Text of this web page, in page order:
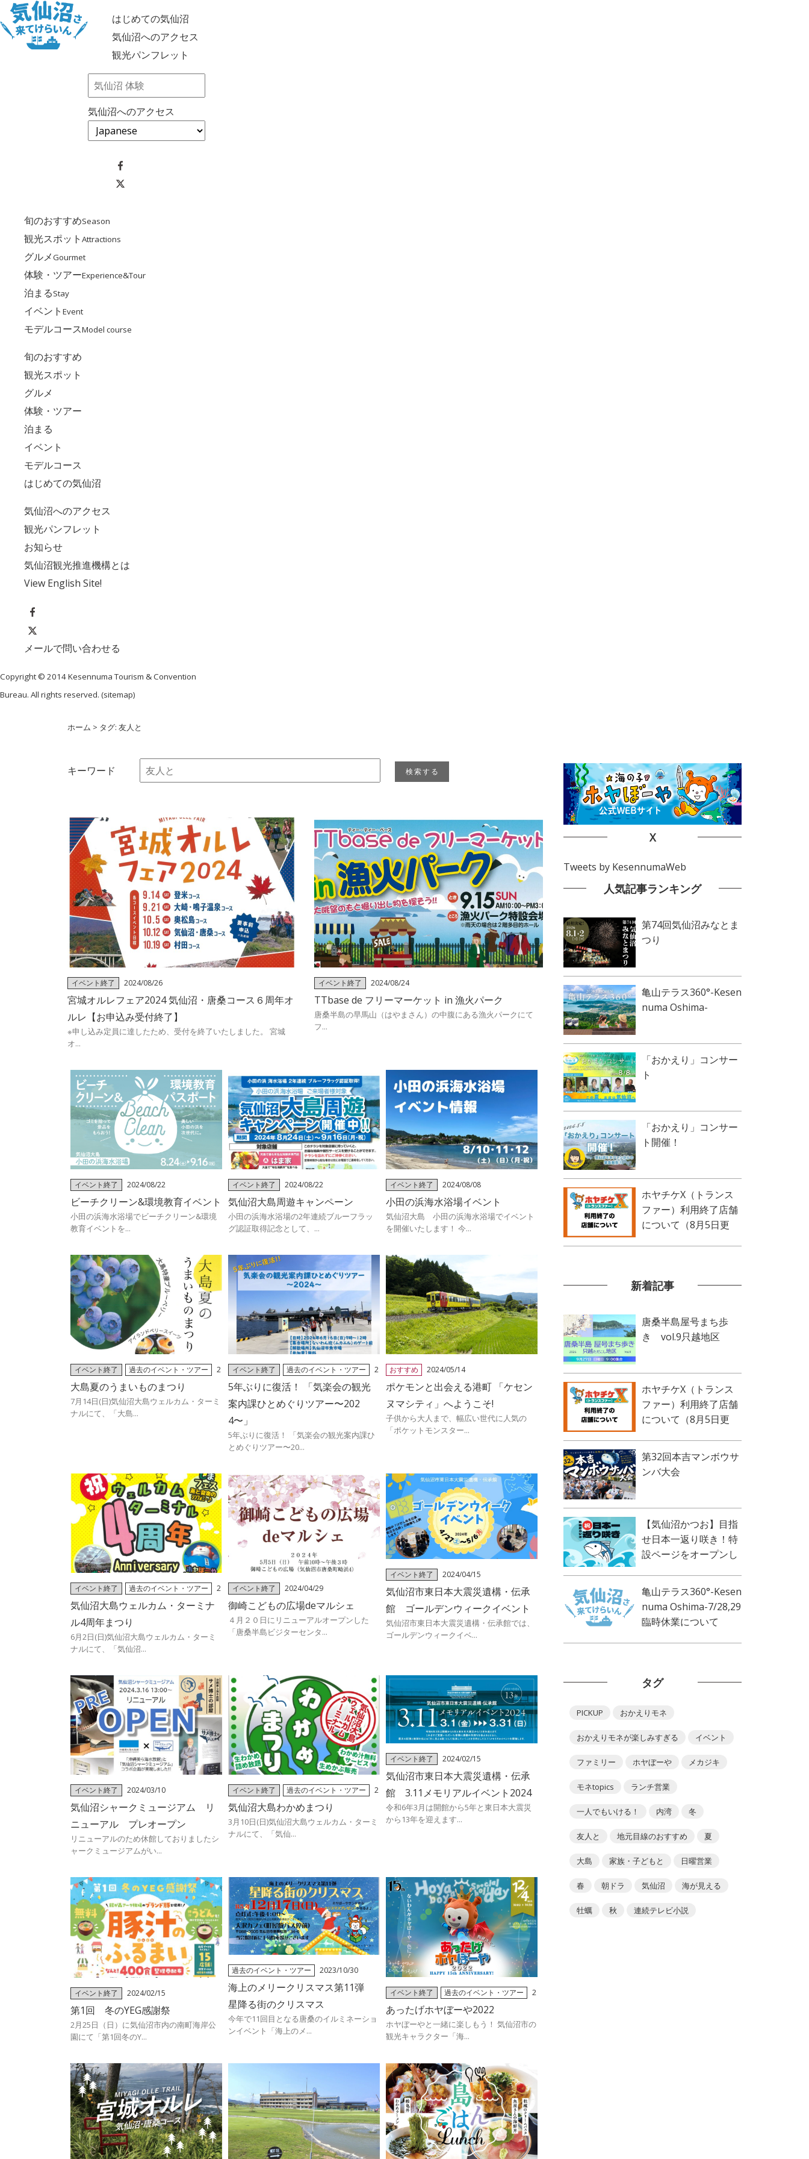
はじめての気仙沼
気仙沼へのアクセス
観光パンフレット
気仙沼へのアクセス
旬のおすすめSeason
観光スポット Attractions
グルメGourmet
体験・ツアーExperience&Tour
泊まるStay
イベント Event
モデルコースModel course
旬のおすすめ
観光スポット
グルメ
体験・ツアー
泊まる
イベント
モデルコース
はじめての気仙沼
気仙沼へのアクセス
観光パンフレット
お知らせ
気仙沼観光推進機構とは
View English Site!
メールで問い合わせる
Copyright © 2014 Kesennuma Tourism & Convention
Bureau. All rights reserved. (sitemap)
ホーム > タグ: 友人と
キーワード
イベント終了 2024/08/26
宮城オルレフェア2024 気仙沼・唐桑コース６周年オ
ルレ【お申込み受付終了】
※申し込み定員に達したため、受付を終了いたしました。 宮城
オ...
イベント終了 2024/08/24
TTbase de フリーマーケット in 漁火パーク
唐桑半島の早馬山（はやまさん）の中腹にある漁火パークにて
フ...
イベント終了 2024/08/22
ビーチクリーン&環境教育イベント
小田の浜海水浴場でビーチクリーン&環境
教育イベントを...
イベント終了 2024/08/22
気仙沼大島周遊キャンペーン
小田の浜海水浴場の2年連続ブルーフラッ
グ認証取得記念として、...
イベント終了 2024/08/08
小田の浜海水浴場イベント
気仙沼大島 小田の浜海水浴場でイベント
を開催いたします！ 今...
イベント終了 過去のイベント・ツアー
2
024/06/28
大島夏のうまいものまつり
7月14日(日)気仙沼大島ウェルカム・ターミ
ナルにて、「大島...
イベント終了 過去のイベント・ツアー
2
024/06/02
5年ぶりに復活！ 「気楽会の観光
案内課ひとめぐりツアー〜202
4〜」
5年ぶりに復活！ 「気楽会の観光案内課ひ
とめぐりツアー〜20...
おすすめ 2024/05/14
ポケモンと出会える港町 「ケセン
ヌマシティ」へようこそ!
子供から大人まで、幅広い世代に人気の
「ポケットモンスター...
イベント終了 過去のイベント・ツアー
2
024/05/01
気仙沼大島ウェルカム・ターミナ
ル4周年まつり
6月2日(日)気仙沼大島ウェルカム・ターミ
ナルにて、「気仙沼...
イベント終了 2024/04/29
御崎こどもの広場deマルシェ
４月２０日にリニューアルオープンした
「唐桑半島ビジターセンタ...
イベント終了 2024/04/15
気仙沼市東日本大震災遺構・伝承
館 ゴールデンウィークイベント
気仙沼市東日本大震災遺構・伝承館では、
ゴールデンウィークイベ...
イベント終了 2024/03/10
気仙沼シャークミュージアム リ
ニューアル プレオープン
リニューアルのため休館しておりましたシ
ャークミュージアムがい...
イベント終了 過去のイベント・ツアー
2
024/02/17
気仙沼大島わかめまつり
3月10日(日)気仙沼大島ウェルカム・ターミ
ナルにて、「気仙...
イベント終了 2024/02/15
気仙沼市東日本大震災遺構・伝承
館 3.11メモリアルイベント2024
令和6年3月は開館から5年と東日本大震災
から13年を迎えます...
イベント終了 2024/02/15
第1回 冬のYEG感謝祭
2月25日（日）に気仙沼市内の南町海岸公
園にて「第1回冬のY...
過去のイベント・ツアー 2023/10/30
海上のメリークリスマス第11弾
星降る街のクリスマス
今年で11回目となる唐桑のイルミネーショ
ンイベント「海上のメ...
イベント終了 過去のイベント・ツアー
2
あったげホヤぼーや2022
ホヤぼーやと一緒に楽しもう！ 気仙沼市の
観光キャラクター「海...
X
Tweets by KesennumaWeb
人気記事ランキング
第74回気仙沼みなとま
つり
亀山テラス360°-Kesen
numa Oshima-
「おかえり」コンサー
ト
「おかえり」コンサー
ト開催！
ホヤチケX（トランス
ファー）利用終了店舗
について（8月5日更
新着記事
唐桑半島屋号まち歩
き vol.9只越地区
ホヤチケX（トランス
ファー）利用終了店舗
について（8月5日更
第32回本吉マンボウサ
ンバ大会
【気仙沼かつお】目指
せ日本一返り咲き！特
設ページをオープンし
亀山テラス360°-Kesen
numa Oshima-7/28,29
臨時休業について
タグ
PICKUP おかえりモネ
おかえりモネが楽しみすぎる イベント
ファミリー ホヤぼーや メカジキ
モネtopics ランチ営業
一人でもいける！ 内湾 冬
友人と 地元目線のおすすめ 夏
大島 家族・子どもと 日曜営業
春 朝ドラ 気仙沼 海が見える
牡蠣 秋 連続テレビ小説